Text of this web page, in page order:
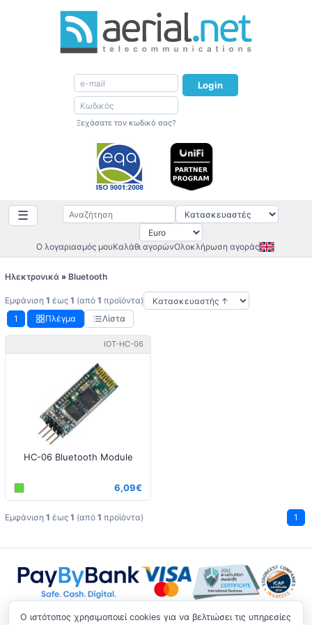
Login
Ξεχάσατε τον κωδικό σας?
☰
Ο λογαριασμός μουΚαλάθι αγορώνΟλοκλήρωση αγοράς
Ηλεκτρονικά » Bluetooth
Εμφάνιση 1 έως 1 (από 1 προϊόντα)
1
Πλέγμα Λίστα
IOT-HC-06
HC-06 Bluetooth Module
6,09€
Εμφάνιση 1 έως 1 (από 1 προϊόντα) 1
O ιστότοπος χρησιμοποιεί cookies για να βελτιώσει τις υπηρεσίες